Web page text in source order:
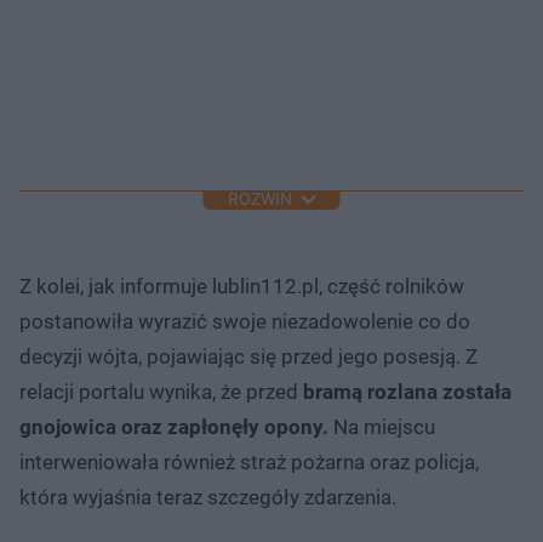
ROZWIŃ
Z kolei, jak informuje lublin112.pl, część rolników
postanowiła wyrazić swoje niezadowolenie co do
decyzji wójta, pojawiając się przed jego posesją. Z
relacji portalu wynika, że przed bramą rozlana została
gnojowica oraz zapłonęły opony. Na miejscu
interweniowała również straż pożarna oraz policja,
która wyjaśnia teraz szczegóły zdarzenia.